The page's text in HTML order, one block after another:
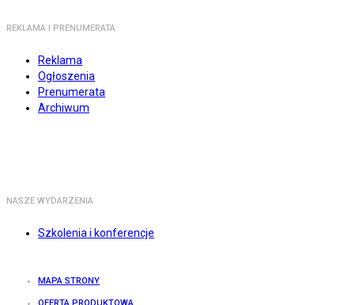
REKLAMA I PRENUMERATA
Reklama
Ogłoszenia
Prenumerata
Archiwum
NASZE WYDARZENIA
Szkolenia i konferencje
MAPA STRONY